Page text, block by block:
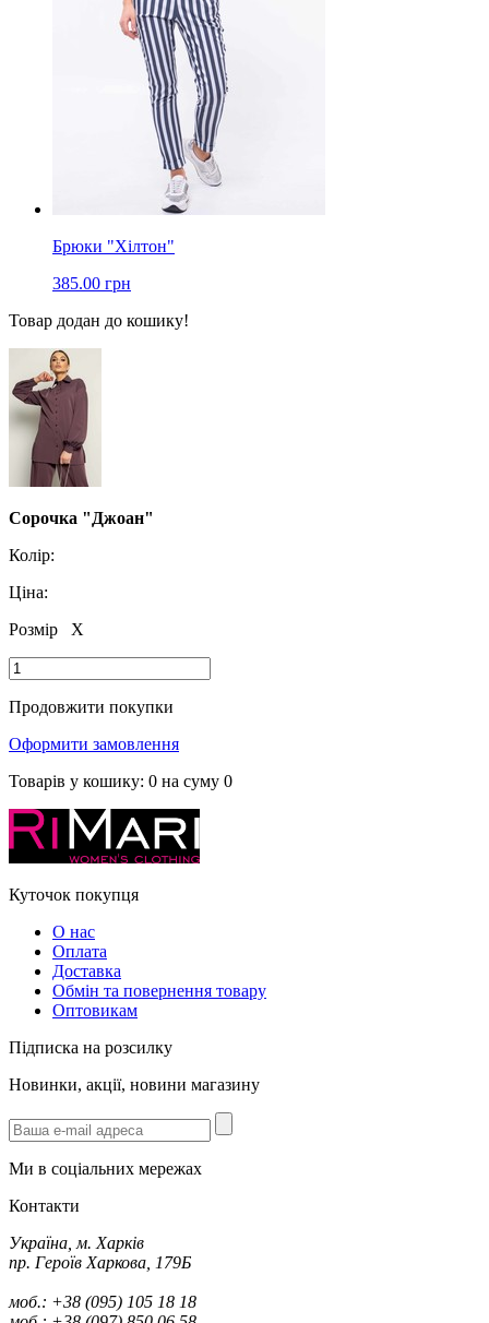
Брюки "Хілтон"
385.00 грн
Товар додан до кошику!
Сорочка "Джоан"
Колір:
Ціна:
Розмір
X
Продовжити покупки
Оформити замовлення
Товарів у кошику: 0 на суму 0
Куточок покупця
О нас
Оплата
Доставка
Обмін та повернення товару
Оптовикам
Підписка на розсилку
Новинки, акції, новини магазину
Ми в соціальних мережах
Контакти
Україна, м. Харків
пр. Героїв Харкова, 179Б
моб.: +38 (095) 105 18 18